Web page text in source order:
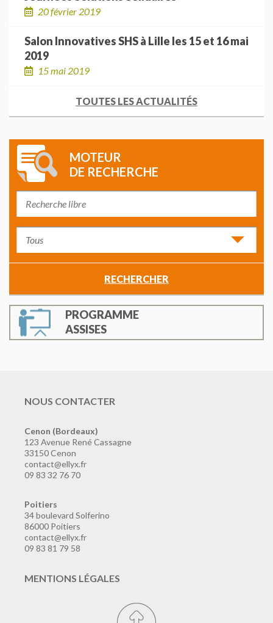
20 février 2019
Salon Innovatives SHS à Lille les 15 et 16 mai
2019
15 mai 2019
TOUTES LES ACTUALITÉS
MOTEUR
DE RECHERCHE
PROGRAMME
ASSISES
NOUS CONTACTER
Cenon (Bordeaux)
123 Avenue René Cassagne
33150 Cenon
contact@ellyx.fr
09 83 32 76 70
Poitiers
34 boulevard Solferino
86000 Poitiers
contact@ellyx.fr
09 83 81 79 58
MENTIONS LÉGALES